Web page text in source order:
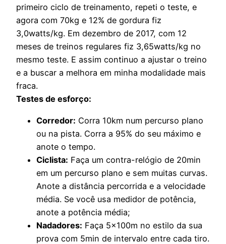
primeiro ciclo de treinamento, repeti o teste, e
agora com 70kg e 12% de gordura fiz
3,0watts/kg. Em dezembro de 2017, com 12
meses de treinos regulares fiz 3,65watts/kg no
mesmo teste. E assim continuo a ajustar o treino
e a buscar a melhora em minha modalidade mais
fraca.
Testes de esforço:
Corredor: Corra 10km num percurso plano
ou na pista. Corra a 95% do seu máximo e
anote o tempo.
Ciclista: Faça um contra-relógio de 20min
em um percurso plano e sem muitas curvas.
Anote a distância percorrida e a velocidade
média. Se você usa medidor de potência,
anote a potência média;
Nadadores: Faça 5x100m no estilo da sua
prova com 5min de intervalo entre cada tiro.